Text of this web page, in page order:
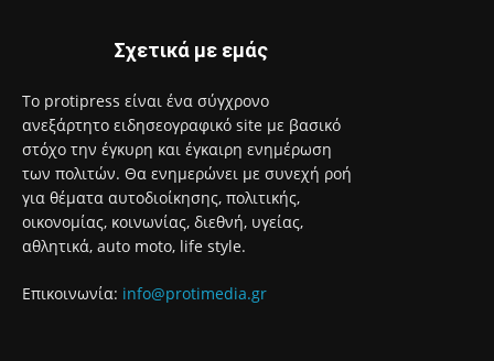
Σχετικά με εμάς
Το protipress είναι ένα σύγχρονο
ανεξάρτητο ειδησεογραφικό site με βασικό
στόχο την έγκυρη και έγκαιρη ενημέρωση
των πολιτών. Θα ενημερώνει με συνεχή ροή
για θέματα αυτοδιοίκησης, πολιτικής,
οικονομίας, κοινωνίας, διεθνή, υγείας,
αθλητικά, auto moto, life style.
Επικοινωνία: info@protimedia.gr